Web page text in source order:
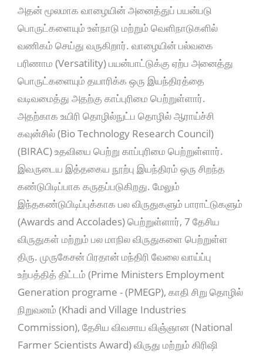
அதன் மூலமாக வாழையின் அனைத்துப் பயன்படு
பொருட்களையும் உள்நாடு மற்றும் வெளிநாடுகளில்
வணிகம் செய்து வருகிறார். வாழையின் பல்வகை
பரிணாம (Versatility) பயன்பாட்டுக்கு ஏற்ப அனைத்து
பொருட்களையும் தயாரிக்க ஒரு இயந்திரத்தை
வடிவமைத்து அதற்கு காப்புரிமை பெற்றுள்ளார்.
அதற்காக உயிரி தொழில்நுட்ப தொழில் ஆராய்ச்சி
கவுன்சில் (Bio Technology Research Council)
(BIRAC) உதவியை பெற்று காப்புரிமை பெற்றுள்ளார்.
இவருடைய இத்தகைய நூற்பு இயந்திரம் ஒரு சிறந்த
கண்டுபிடிப்பாக கருதப்படுகிறது. மேலும்
இந்தகண்டுபிடிப்புக்காக பல விருதுகளும் பாராட்டுகளும்
(Awards and Accolades) பெற்றுள்ளார், 7 தேசிய
விருதுகள் மற்றும் பல மாநில விருதுகளை பெற்றுள்ள
திரு. முருகேசன் பிரதான் மந்திரி வேலை வாய்ப்பு
உற்பத்தித் திட்டம் (Prime Ministers Employment
Generation programe - (PMEGP), காதி சிறு தொழில்
நிறுவனம் (Khadi and Village Industries
Commission), தேசிய விவசாய விஞ்ஞான (National
Farmer Scientists Award) விருது மற்றும் கிரிஷி